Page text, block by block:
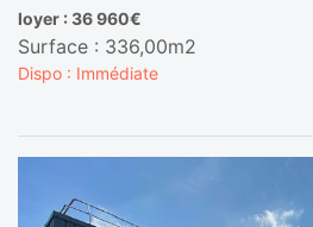
loyer : 36 960€
Surface : 336,00m2
Dispo : Immédiate